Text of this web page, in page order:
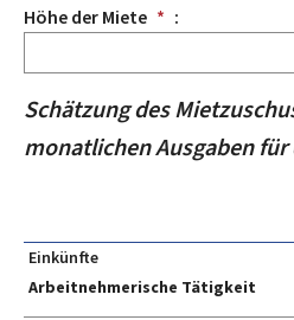
Höhe der Miete * :
Schätzung des
monatlichen Ausgaben
Einkünfte
Arbeitnehmerische Tätigkeit